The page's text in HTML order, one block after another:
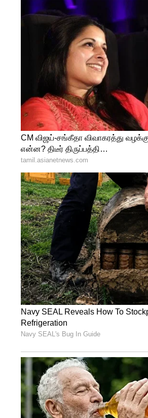
திட்டத்தையும்
முறை புதுச்சேரியில்
நிறைவேற்றாத
தேர்தலில் சபாநாயகர்
தோற்றுபோயினர். தற்போது
செய்திருக்கிறார்கள்?
கொண்டு வந்துள்ளார்களா?
திமுக ஆட்சி வர வேண்டும்
புதுச்சேரியில் குறைந்த